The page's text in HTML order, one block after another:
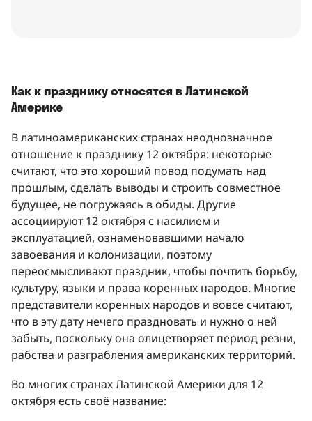
Как к празднику относятся в Латинской
Америке
В латиноамериканских странах неоднозначное
отношение к празднику 12 октября: некоторые
считают, что это хороший повод подумать над
прошлым, сделать выводы и строить совместное
будущее, не погружаясь в обиды. Другие
ассоциируют 12 октября с насилием и
эксплуатацией, ознаменовавшими начало
завоевания и колонизации, поэтому
переосмысливают праздник, чтобы почтить борьбу,
культуру, языки и права коренных народов. Многие
представители коренных народов и вовсе считают,
что в эту дату нечего праздновать и нужно о ней
забыть, поскольку она олицетворяет период резни,
рабства и разграбления американских территорий.
Во многих странах Латинской Америки для 12
октября есть своё название: